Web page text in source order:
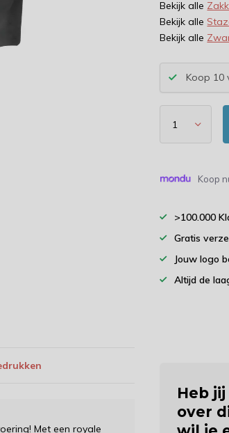
Bekijk alle
Bekijk alle
Bekijk alle
Koop 10
Koop
>100.000
Gratis
Jouw logo
Altijd de
Met een royale
Heb
over